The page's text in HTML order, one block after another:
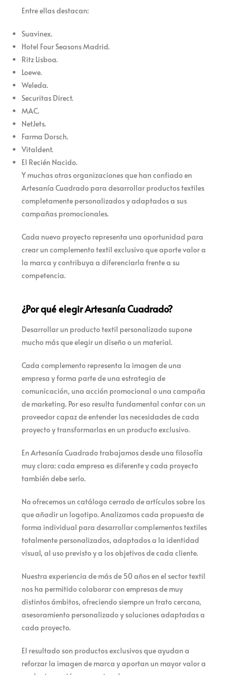
Entre ellas destacan:
Suavinex.
Hotel Four Seasons Madrid.
Ritz Lisboa.
Loewe.
Weleda.
Securitas Direct.
MAC.
NetJets.
Farma Dorsch.
Vitaldent.
El Recién Nacido.
Y muchas otras organizaciones que han confiado en
Artesanía Cuadrado para desarrollar productos textiles
completamente personalizados y adaptados a sus
campañas promocionales.
Cada nuevo proyecto representa una oportunidad para
crear un complemento textil exclusivo que aporte valor a
la marca y contribuya a diferenciarla frente a su
competencia.
¿Por qué elegir Artesanía Cuadrado?
Desarrollar un producto textil personalizado supone
mucho más que elegir un diseño o un material.
Cada complemento representa la imagen de una
empresa y forma parte de una estrategia de
comunicación, una acción promocional o una campaña
de marketing. Por eso resulta fundamental contar con un
proveedor capaz de entender las necesidades de cada
proyecto y transformarlas en un producto exclusivo.
En Artesanía Cuadrado trabajamos desde una filosofía
muy clara: cada empresa es diferente y cada proyecto
también debe serlo.
No ofrecemos un catálogo cerrado de artículos sobre los
que añadir un logotipo. Analizamos cada propuesta de
forma individual para desarrollar complementos textiles
totalmente personalizados, adaptados a la identidad
visual, al uso previsto y a los objetivos de cada cliente.
Nuestra experiencia de más de 50 años en el sector textil
nos ha permitido colaborar con empresas de muy
distintos ámbitos, ofreciendo siempre un trato cercano,
asesoramiento personalizado y soluciones adaptadas a
cada proyecto.
El resultado son productos exclusivos que ayudan a
reforzar la imagen de marca y aportan un mayor valor a